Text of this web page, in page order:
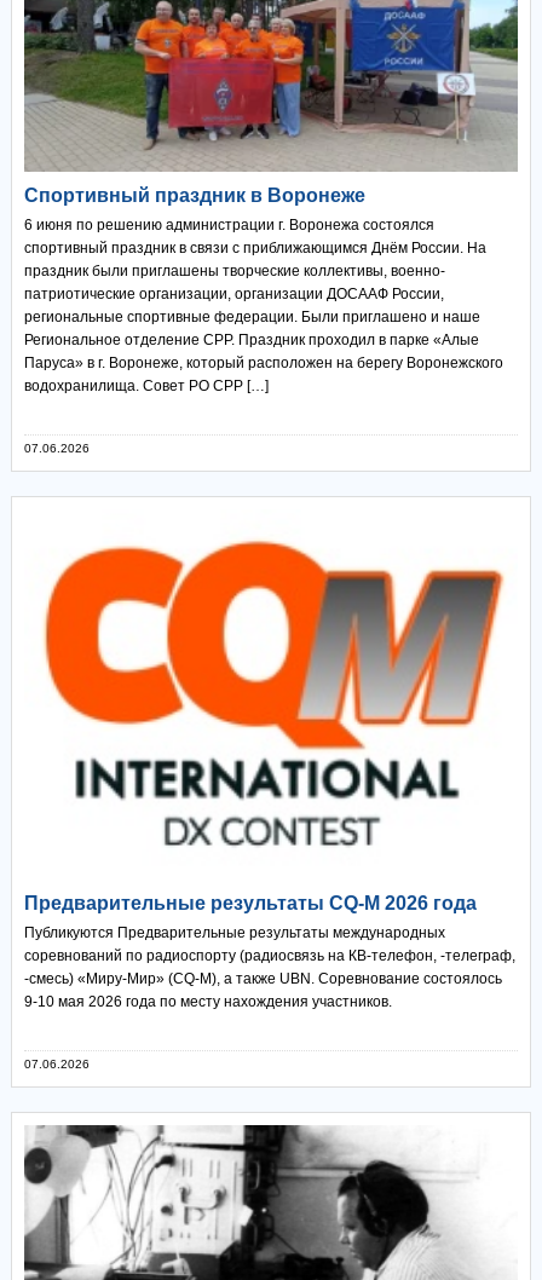
Спортивный праздник в Воронеже
6 июня по решению администрации г. Воронежа состоялся
спортивный праздник в связи с приближающимся Днём России. На
праздник были приглашены творческие коллективы, военно-
патриотические организации, организации ДОСААФ России,
региональные спортивные федерации. Были приглашено и наше
Региональное отделение СРР. Праздник проходил в парке «Алые
Паруса» в г. Воронеже, который расположен на берегу Воронежского
водохранилища. Совет РО СРР […]
07.06.2026
Предварительные результаты CQ-M 2026 года
Публикуются Предварительные результаты международных
соревнований по радиоспорту (радиосвязь на КВ-телефон, -телеграф,
-смесь) «Миру-Мир» (CQ-M), а также UBN. Соревнование состоялось
9-10 мая 2026 года по месту нахождения участников.
07.06.2026